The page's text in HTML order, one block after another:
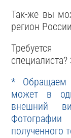
Так-же вы
регион
Требуется
* Обращаем
может в
внешний
Фотографии
полученного